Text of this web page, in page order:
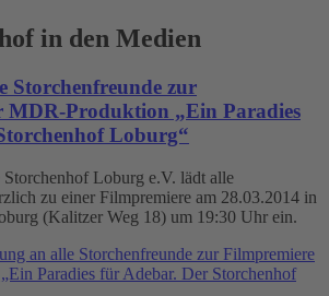
in den Medien
Storchenfreunde zur
MDR-Produktion „Ein Paradies
Loburg“
Loburg e.V. lädt alle
zu einer Filmpremiere am 28.03.2014 in
(Kalitzer Weg 18) um 19:30 Uhr ein.
an alle Storchenfreunde zur Filmpremiere
Paradies für Adebar. Der Storchenhof